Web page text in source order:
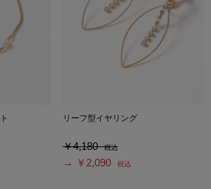
リーフ型イヤリング
￥4,180 税込
→ ￥2,090 税込